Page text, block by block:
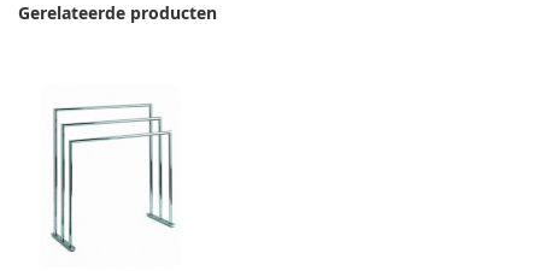
Gerelateerde producten